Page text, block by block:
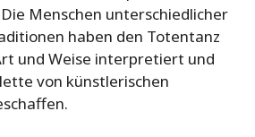
Menschen unterschiedlicher
haben den Totentanz
und Weise interpretiert und
von künstlerischen